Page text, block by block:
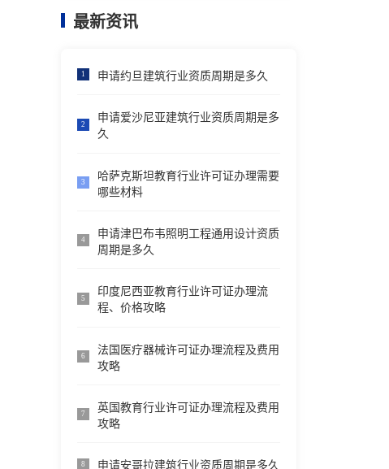
最新资讯
1 申请约旦建筑行业资质周期是多久
2
申请爱沙尼亚建筑行业资质周期是多
久
3
哈萨克斯坦教育行业许可证办理需要
哪些材料
4
申请津巴布韦照明工程通用设计资质
周期是多久
5
印度尼西亚教育行业许可证办理流
程、价格攻略
6
法国医疗器械许可证办理流程及费用
攻略
7
英国教育行业许可证办理流程及费用
攻略
8 申请安哥拉建筑行业资质周期是多久